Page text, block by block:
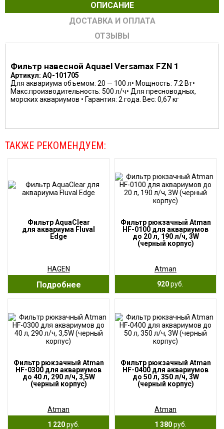
ОПИСАНИЕ
ДОСТАВКА И ОПЛАТА
ОТЗЫВЫ
Фильтр навесной Aquael Versamax FZN 1
Артикул: AQ-101705
Для аквариума объемом: 20 — 100 л• Мощность: 7.2 Вт•
Макс.производительность: 500 л/ч• Для пресноводных,
морских аквариумов • Гарантия: 2 года. Вес: 0,67 кг
ТАКЖЕ РЕКОМЕНДУЕМ:
Фильтр AquaClear
для аквариума Fluval
Edge
HAGEN
Подробнее
Фильтр рюкзачный Atman
HF-0100 для аквариумов
до 20 л, 190 л/ч, 3W
(черный корпус)
Atman
920руб.
Фильтр рюкзачный Atman
HF-0300 для аквариумов
до 40 л, 290 л/ч, 3,5W
(черный корпус)
Atman
1 220руб.
Фильтр рюкзачный Atman
HF-0400 для аквариумов
до 50 л, 350 л/ч, 3W
(черный корпус)
Atman
1 380руб.